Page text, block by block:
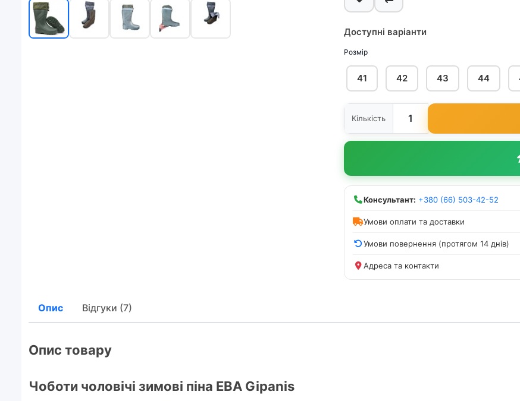
Доступні варіанти
Розмір
41 42 43 44
Кількість
Консультант: +380 (66) 503-42-52
Умови оплати та доставки
Умови повернення (протягом 14 днів)
Адреса та контакти
Опис Відгуки (7)
Опис товару
Чоботи чоловічі зимові піна ЕВА Gipanis